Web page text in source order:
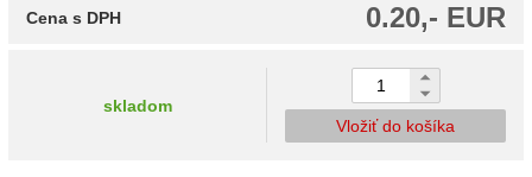
0.20,- EUR
Cena s DPH
skladom
Vložiť do košíka